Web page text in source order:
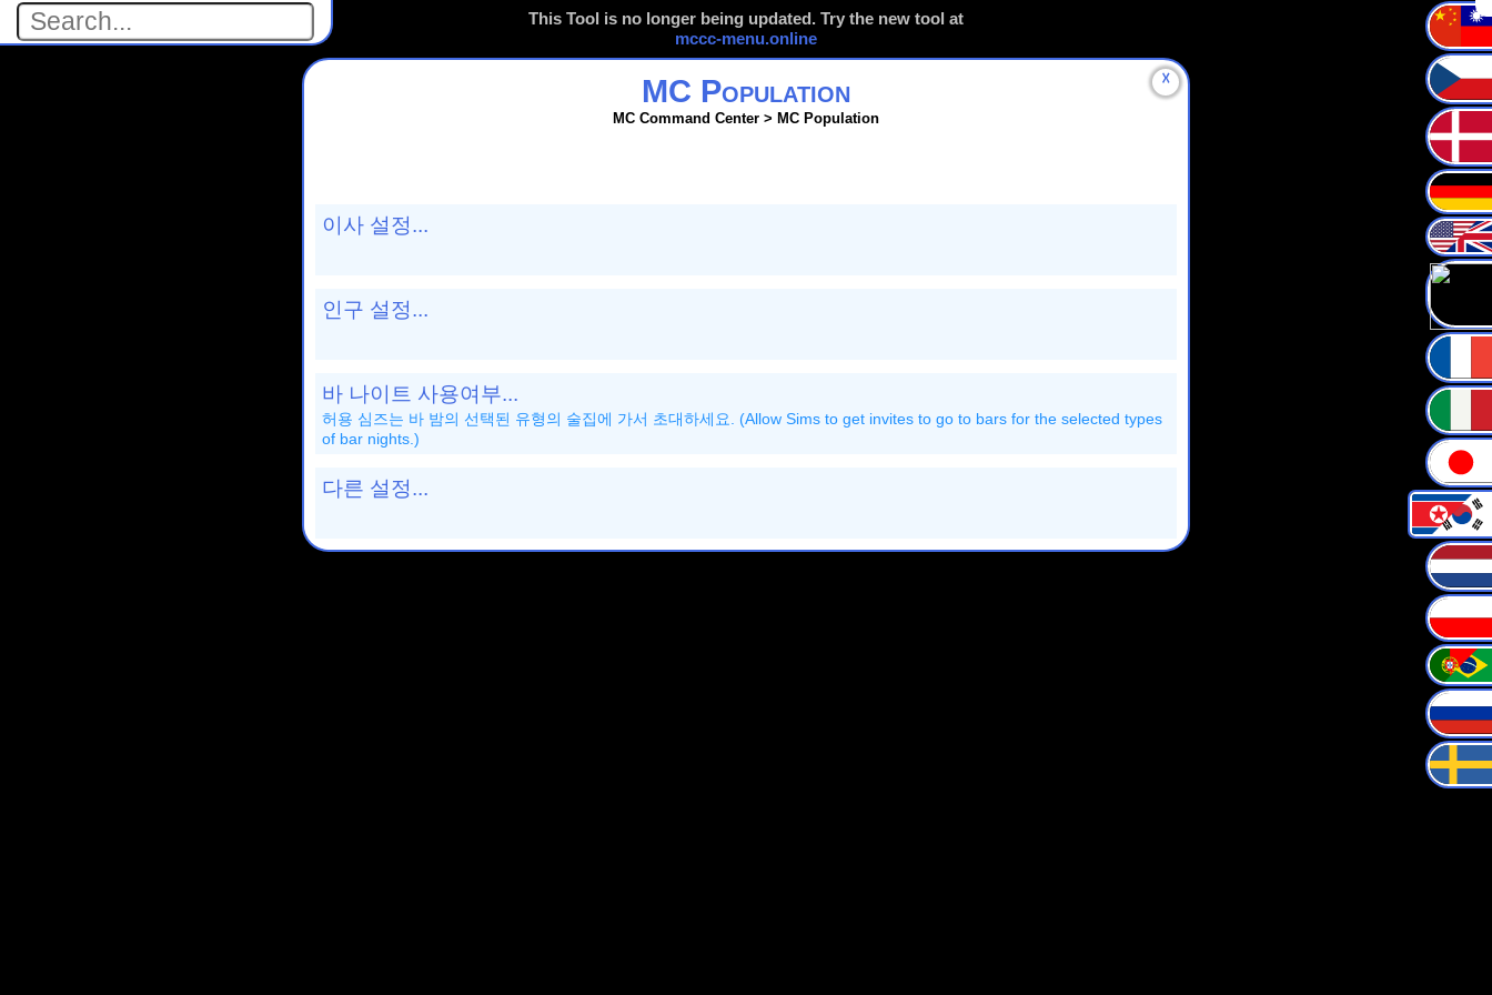
This Tool is no longer being updated. Try the new tool at
mccc-menu.online
☓
MC Population
MC Command Center > MC Population
이사 설정...
인구 설정...
바 나이트 사용여부...
허용 심즈는 바 밤의 선택된 유형의 술집에 가서 초대하세요. (Allow Sims to get invites to go to bars for the selected types
of bar nights.)
다른 설정...